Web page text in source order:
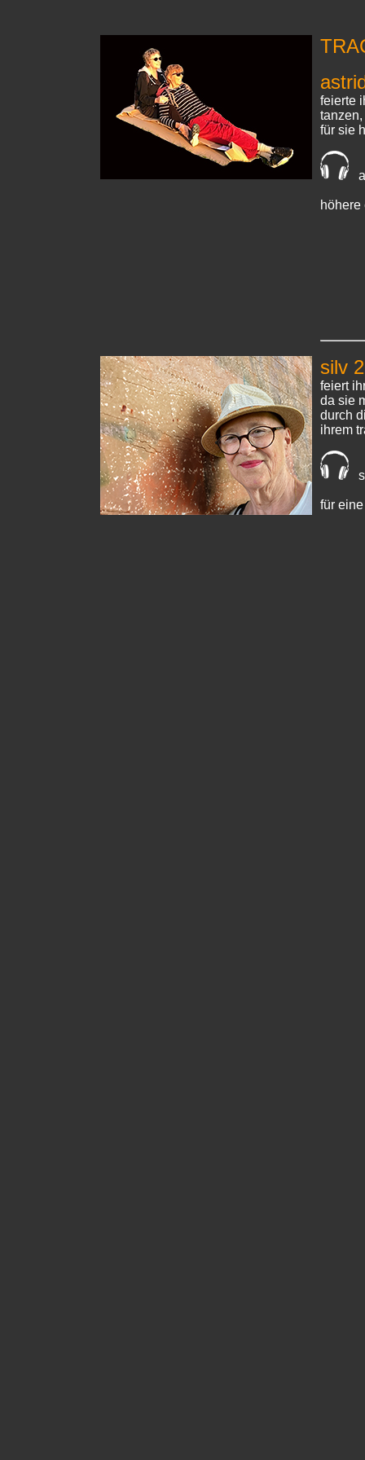
feierte
für sie
höhere
silv
feiert
da sie
durch
ihrem
für